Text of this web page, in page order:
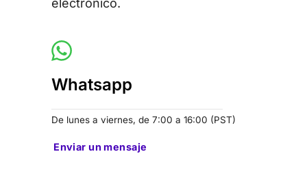
electrónico.
Whatsapp
De lunes a viernes, de 7:00 a 16:00 (PST)
Enviar un mensaje